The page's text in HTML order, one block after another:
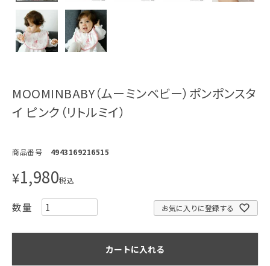
MOOMINBABY（ムーミンベビー）ポンポンスタ
イ ピンク（リトルミイ）
商品番号 4943169216515
¥1,980税込
お気に入りに登録する
カートに入れる